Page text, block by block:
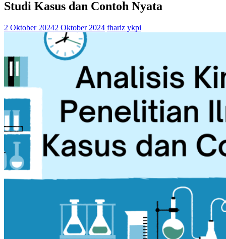
Studi Kasus dan Contoh Nyata
2 Oktober 20242 Oktober 2024 fhariz ykpi